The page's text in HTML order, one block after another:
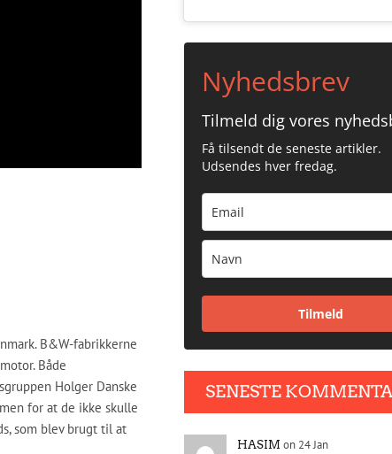
B&W-fabrikkerne
Både
Holger Danske
for at de ikke skulle
som blevbrugt til at
Nyhedsbrev
Tilmeld dig vores
Få tilsendt de seneste artikler.
Udsendes hver fredag.
Tilmeld
SENESTE
HASIM on 24 Jan